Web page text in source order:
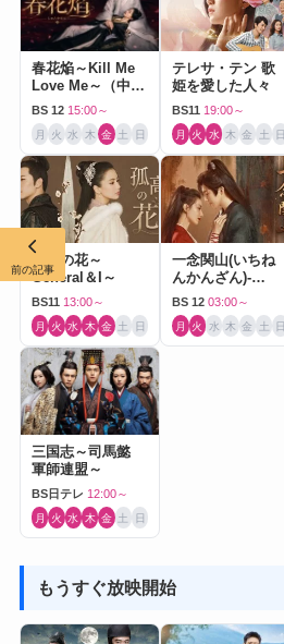
春花焔～Kill Me
Love Me～（中国
ドラマ）
BS 12 15:00～
月 火 水 木 金 土 日
テレサ・テン 歌
姫を愛した人々
BS11 19:00～
月 火 水 木 金 土 日
孤高の花～
General＆I～
BS11 13:00～
月 火 水 木 金 土 日
一念関山(いちね
んかんざん)-
Journey to Love-
BS 12 03:00～
月 火 水 木 金 土 日
三国志～司馬懿
軍師連盟～
BS日テレ 12:00～
月 火 水 木 金 土 日
もうすぐ放映開始
前の記事